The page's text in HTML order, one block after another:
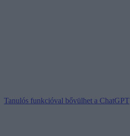
Tanulós funkcióval bővülhet a ChatGPT